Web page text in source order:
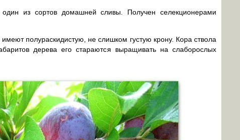
из сортов домашней сливы. Получен селекционерами
полураскидистую, не слишком густую крону. Кора ствола
дерева его стараются выращивать на слаборослых